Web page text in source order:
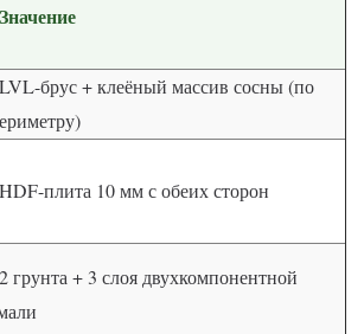
Значение
LVL-брус + клеёный массив сосны (по
HDF-плита 10 мм с обеих сторон
2 грунта + 3 слоя двухкомпонентной